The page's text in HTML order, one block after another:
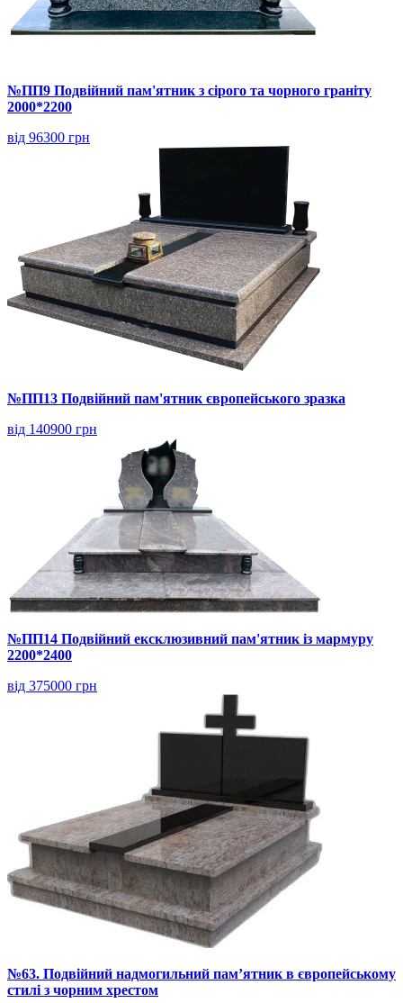
№ПП9 Подвійний пам'ятник з сірого та чорного граніту
2000*2200
від 96300 грн
№ПП13 Подвійний пам'ятник європейського зразка
від 140900 грн
№ПП14 Подвійний ексклюзивний пам'ятник із мармуру
2200*2400
від 375000 грн
№63. Подвійний надмогильний пам’ятник в європейському
стилі з чорним хрестом